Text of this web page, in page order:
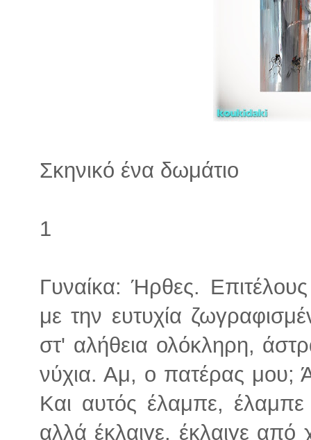
Σκηνικό ένα δωμάτιο
1
Γυναίκα: Ήρθες.
με την ευτυχία
στ' αλήθεια ολόκληρη,
νύχια. Αμ, ο πατέρας μου;
Και αυτός έλαμπε,
αλλά έκλαιγε, έκλαιγε από